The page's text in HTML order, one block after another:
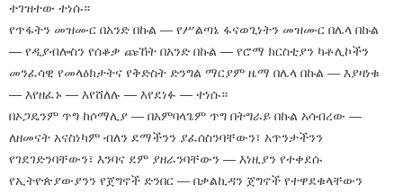
ተገዝተው ተነሱ።
የጥፋትን መዝሙር በአንድ በኩል — የሥልጣኔ ፋናወጊነትን መዝሙር በሌላ በኩል
— የዲያብሎስን የሰቆቃ ጩኸት በአንድ በኩል — የሮማ ክርስቲያን ካቶሊኮችን
መንፈሳዊ የመላዕክታትና የቅድስት ድንግል ማርያም ዜማ በሌላ በኩል — እያዛነቁ
— እየዘፈኑ — እየሸለሉ — እየደነፉ — ተነሱ።
በኦጋዴንም ጥግ ከሶማሊያ — በአምባላጌም ጥግ በትግራይ በኩል አሳብረው —
ለዘመናት አናስነካም ብለን ደማችንን ያፈሰስንባቸውን፣ አጥንታችንን
የገደገድንባቸውን፣ እንባና ደም ያዘራንባቸውን — እነዚያን የተቀደሱ
የኢትዮጵያውያንን የጀግኖች ድንበር — በቃልኪዳን ጀግኖች የተዋደቁላቸውን